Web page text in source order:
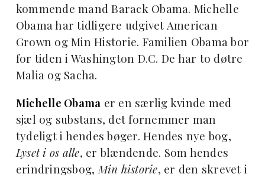
kommende mand Barack Obama. Michelle
Obama har tidligere udgivet American
Grown og Min Historie. Familien Obama bor
for tiden i Washington D.C. De har to døtre
Malia og Sacha.
Michelle Obama er en særlig kvinde med
sjæl og substans, det fornemmer man
tydeligt i hendes bøger. Hendes nye bog,
Lyset i os alle, er blændende. Som hendes
erindringsbog, Min historie, er den skrevet i